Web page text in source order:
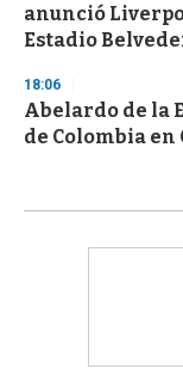
anunció
Estadio
18:06
Abelardo de la
de Colombia en